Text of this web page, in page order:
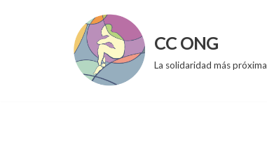
CC ONG
La solidaridad más próxima